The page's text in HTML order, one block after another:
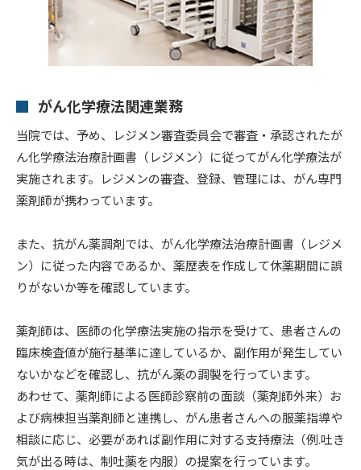
がん化学療法関連業務
当院では、予め、レジメン審査委員会で審査・承認されたが
ん化学療法治療計画書（レジメン）に従ってがん化学療法が
実施されます。レジメンの審査、登録、管理には、がん専門
薬剤師が携わっています。
また、抗がん薬調剤では、がん化学療法治療計画書（レジメ
ン）に従った内容であるか、薬歴表を作成して休薬期間に誤
りがないか等を確認しています。
薬剤師は、医師の化学療法実施の指示を受けて、患者さんの
臨床検査値が施行基準に達しているか、副作用が発生してい
ないかなどを確認し、抗がん薬の調製を行っています。
あわせて、薬剤師による医師診察前の面談（薬剤師外来）お
よび病棟担当薬剤師と連携し、がん患者さんへの服薬指導や
相談に応じ、必要があれば副作用に対する支持療法（例.吐き
気が出る時は、制吐薬を内服）の提案を行っています。